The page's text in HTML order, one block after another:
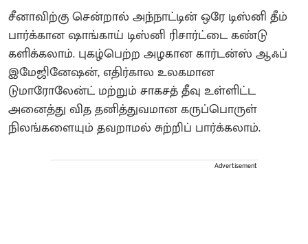
சீனாவிற்கு சென்றால் அந்நாட்டின் ஒரே டிஸ்னி தீம்
பார்க்கான ஷாங்காய் டிஸ்னி ரிசார்ட்டை கண்டு
களிக்கலாம். புகழ்பெற்ற அழகான கார்டன்ஸ் ஆஃப்
இமேஜினேஷன், எதிர்கால உலகமான
டுமாரோலேன்ட் மற்றும் சாகசத் தீவு உள்ளிட்ட
அனைத்து வித தனித்துவமான கருப்பொருள்
நிலங்களையும் தவறாமல் சுற்றிப் பார்க்கலாம்.
Advertisement